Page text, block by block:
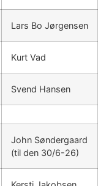
Lars Bo Jørgensen
Kurt Vad
Svend Hansen
John Søndergaard
(til den 30/6-26)